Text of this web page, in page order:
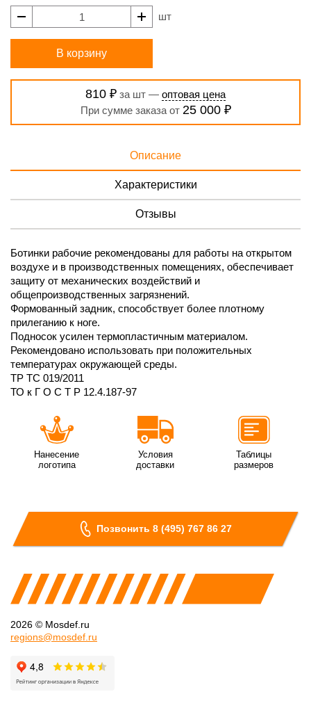
шт
В корзину
810 ₽ за шт — оптовая цена
При сумме заказа от 25 000 ₽
Описание
Характеристики
Отзывы
Ботинки рабочие рекомендованы для работы на открытом
воздухе и в производственных помещениях, обеспечивает
защиту от механических воздействий и
общепроизводственных загрязнений.
Формованный задник, способствует более плотному
прилеганию к ноге.
Подносок усилен термопластичным материалом.
Рекомендовано использовать при положительных
температурах окружающей среды.
ТР ТС 019/2011
ТО к Г О С Т Р 12.4.187-97
Нанесение
логотипа
Условия
доставки
Таблицы
размеров
Позвонить 8 (495) 767 86 27
2026 © Mosdef.ru
regions@mosdef.ru